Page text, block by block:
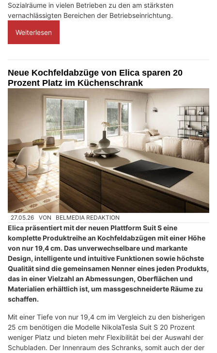
Sozialräume in vielen Betrieben zu den am stärksten
vernachlässigten Bereichen der Betriebseinrichtung.
Weiterlesen
Neue Kochfeldabzüge von Elica sparen 20
Prozent Platz im Küchenschrank
27.05.26 VON BELMEDIA REDAKTION
Elica präsentiert mit der neuen Plattform Suit S eine
komplette Produktreihe an Kochfeldabzügen mit einer Höhe
von nur 19,4 cm. Das unverwechselbare und markante
Design, intelligente und intuitive Funktionen sowie höchste
Qualität sind die gemeinsamen Nenner eines jeden Produkts,
das in einer Vielzahl an Abmessungen, Oberflächen und
Materialien erhältlich ist, um massgeschneiderte Räume zu
schaffen.
Mit einer Tiefe von nur 19,4 cm im Vergleich zu den bisherigen
25 cm benötigen die Modelle NikolaTesla Suit S 20 Prozent
weniger Platz und bieten mehr Flexibilität bei der Auswahl der
Schubladen. Der Innenraum des Schranks, somit auch der der